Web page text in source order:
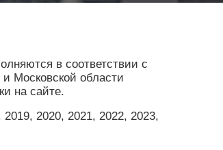
в соответствии с
Московской области
на сайте.
2020, 2021, 2022, 2023,